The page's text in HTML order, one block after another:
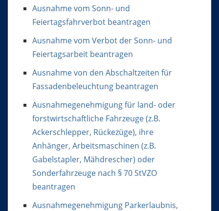
Ausnahme vom Sonn- und
Feiertagsfahrverbot beantragen
Ausnahme vom Verbot der Sonn- und
Feiertagsarbeit beantragen
Ausnahme von den Abschaltzeiten für
Fassadenbeleuchtung beantragen
Ausnahmegenehmigung für land- oder
forstwirtschaftliche Fahrzeuge (z.B.
Ackerschlepper, Rückezüge), ihre
Anhänger, Arbeitsmaschinen (z.B.
Gabelstapler, Mähdrescher) oder
Sonderfahrzeuge nach § 70 StVZO
beantragen
Ausnahmegenehmigung Parkerlaubnis,